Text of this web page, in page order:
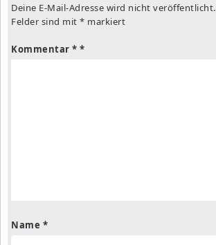
Deine E-Mail-Adresse wird nicht veröffentlicht.
Felder sind mit * markiert
Kommentar *
Name *